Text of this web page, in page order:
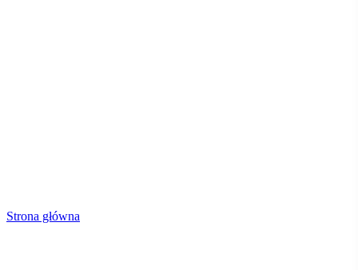
Strona główna